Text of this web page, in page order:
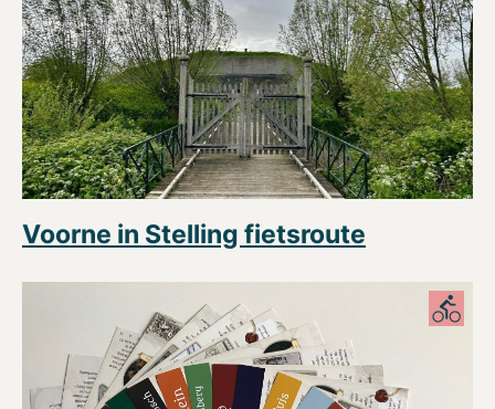
Voorne in Stelling fietsroute